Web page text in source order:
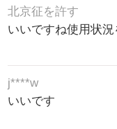
北京征を許す
いいですね使用状況
j****w
いいです